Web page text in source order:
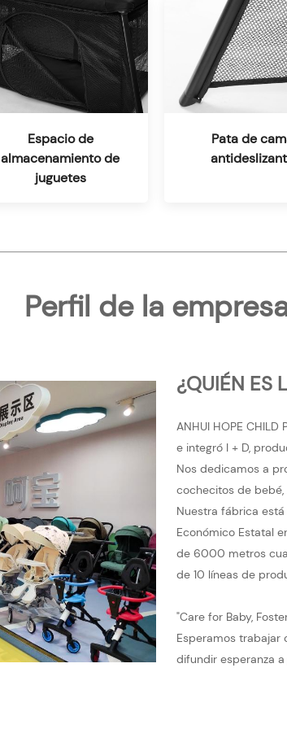
Espacio de
almacenamiento de
juguetes
Pata de
Perfil de la
¿QUIÉN ES
ANHUI HOPE
e integró I + D,
Nos dedicamos a
cochecitos de
Nuestra fábrica
Económico Estatal
de 6000 metros
de 10 líneas de
"Care for Baby,
Esperamos trabajar
difundir esperanza